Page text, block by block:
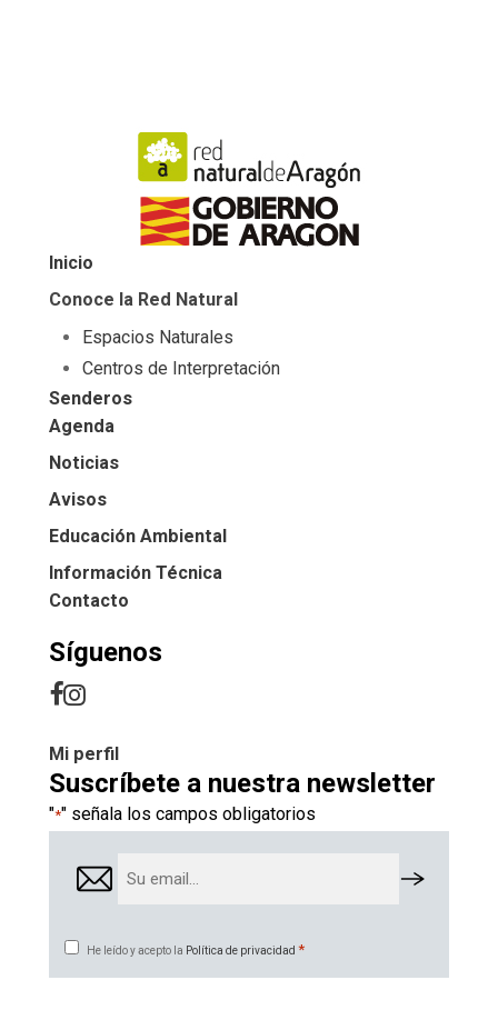
Inicio
Conoce la Red Natural
Espacios Naturales
Centros de Interpretación
Senderos
Agenda
Noticias
Avisos
Educación Ambiental
Información Técnica
Contacto
Síguenos
Mi perfil
Suscríbete a nuestra newsletter
"*" señala los campos obligatorios
Email
Consentimiento
*
He leído y acepto la Política de privacidad *